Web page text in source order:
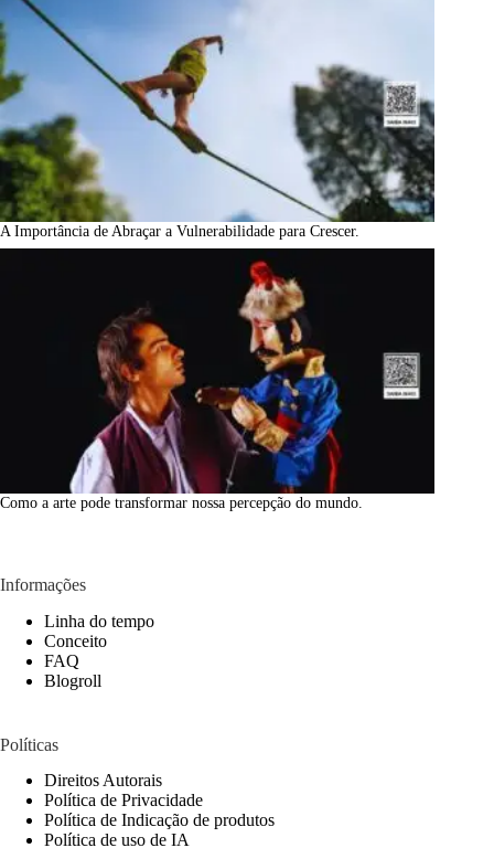
A Importância de Abraçar a Vulnerabilidade para Crescer.
Como a arte pode transformar nossa percepção do mundo.
Informações
Linha do tempo
Conceito
FAQ
Blogroll
Políticas
Direitos Autorais
Política de Privacidade
Política de Indicação de produtos
Política de uso de IA